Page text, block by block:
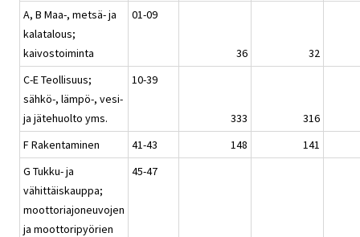
A, B Maa-, metsä- ja
kalatalous;
kaivostoiminta
01-09
36
32
C-E Teollisuus;
sähkö-, lämpö-, vesi-
ja jätehuolto yms.
10-39
333
316
F Rakentaminen
41-43 148
141
G Tukku- ja
vähittäiskauppa;
moottoriajoneuvojen
ja moottoripyörien
45-47